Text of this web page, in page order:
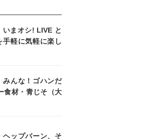
いまオシ! LIVE と
手軽に気軽に楽し
みんな！ゴハンだ
食材・青じそ（大
ヘップバーン、そ